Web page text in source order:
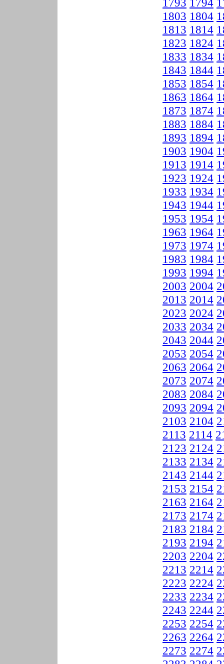
1803 1804
1813 1814
1823 1824
1833 1834
1843 1844
1853 1854
1863 1864
1873 1874
1883 1884
1893 1894
1903 1904
1913 1914
1923 1924
1933 1934
1943 1944
1953 1954
1963 1964
1973 1974
1983 1984
1993 1994
2003 2004
2013 2014
2023 2024
2033 2034
2043 2044
2053 2054
2063 2064
2073 2074
2083 2084
2093 2094
2103 2104
2113 2114
2123 2124
2133 2134
2143 2144
2153 2154
2163 2164
2173 2174
2183 2184
2193 2194
2203 2204
2213 2214
2223 2224
2233 2234
2243 2244
2253 2254
2263 2264
2273 2274